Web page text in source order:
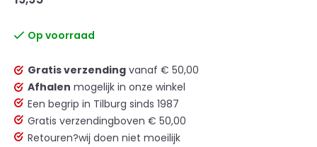
Op voorraad
Gratis verzending vanaf € 50,00
Afhalen mogelijk in onze winkel
Een begrip in Tilburg sinds 1987
Gratis verzendingboven € 50,00
Retouren?wij doen niet moeilijk